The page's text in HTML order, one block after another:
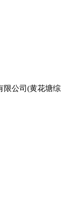
限公司(黄花塘综